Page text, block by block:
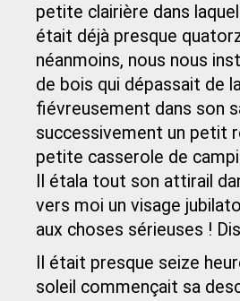
petite clairière dans
était déjà presque
néanmoins, nous nous
de bois qui dépassait de
fiévreusement dans son
successivement un petit
petite casserole de
Il étala tout son attirail
vers moi un visage
aux choses sérieuses !
Il était presque seize
soleil commençait sa